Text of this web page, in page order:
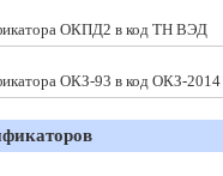
ОКПД2 в код ТН ВЭД
ОКЗ-93 в код ОКЗ-2014